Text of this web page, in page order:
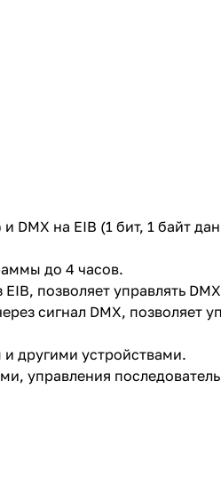
DMX на EIB (1 бит, 1 байт
до 4 часов.
позволяет управлять
сигнал DMX, позволяет
другими устройствами.
управления